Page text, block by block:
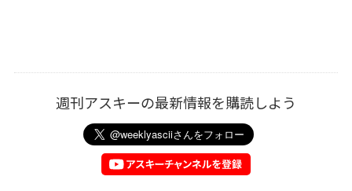
週刊アスキーの最新情報を購読しよう